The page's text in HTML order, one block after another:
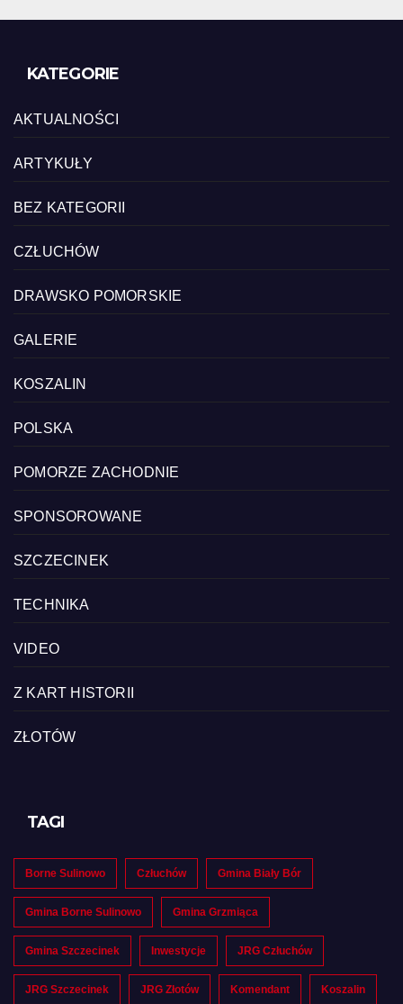
KATEGORIE
AKTUALNOŚCI
ARTYKUŁY
BEZ KATEGORII
CZŁUCHÓW
DRAWSKO POMORSKIE
GALERIE
KOSZALIN
POLSKA
POMORZE ZACHODNIE
SPONSOROWANE
SZCZECINEK
TECHNIKA
VIDEO
Z KART HISTORII
ZŁOTÓW
TAGI
Borne Sulinowo Człuchów Gmina Biały Bór
Gmina Borne Sulinowo Gmina Grzmiąca
Gmina Szczecinek Inwestycje JRG Człuchów
JRG Szczecinek JRG Złotów Komendant Koszalin